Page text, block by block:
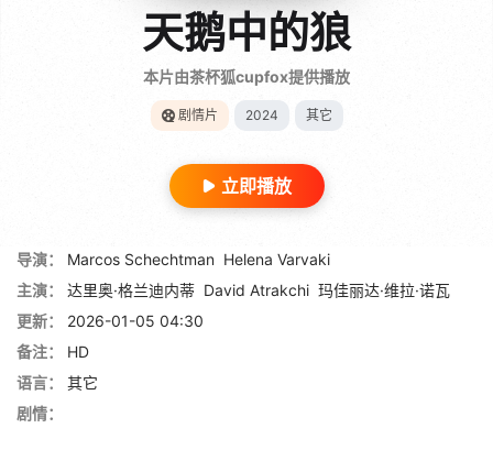
天鹅中的狼
本片由茶杯狐cupfox提供播放
剧情片 2024 其它
立即播放
导演： Marcos Schechtman Helena Varvaki
主演：
达里奥·格兰迪内蒂 David Atrakchi 玛佳丽达·维拉·诺瓦
更新：
2026-01-05 04:30
备注：
HD
语言：
其它
剧情：